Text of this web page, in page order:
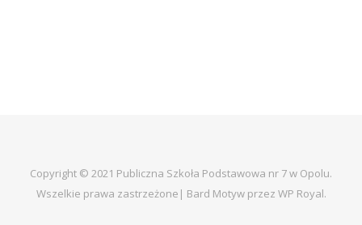
Copyright © 2021 Publiczna Szkoła Podstawowa nr 7 w Opolu.
Wszelkie prawa zastrzeżone| Bard Motyw przez WP Royal.